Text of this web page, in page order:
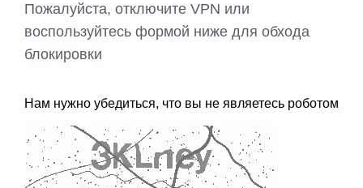
Пожалуйста, отключите VPN или
воспользуйтесь формой ниже для обхода
блокировки
Нам нужно убедиться, что вы не являетесь роботом